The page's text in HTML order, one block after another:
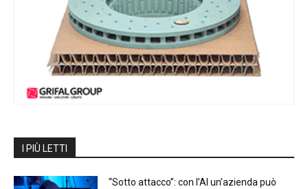
I PIÙ LETTI
“Sotto attacco”: con l’AI un’azienda può